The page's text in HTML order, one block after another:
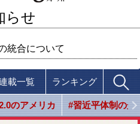
らせ
統合について
載一覧 ランキング
のアメリカ #習近平体制の光